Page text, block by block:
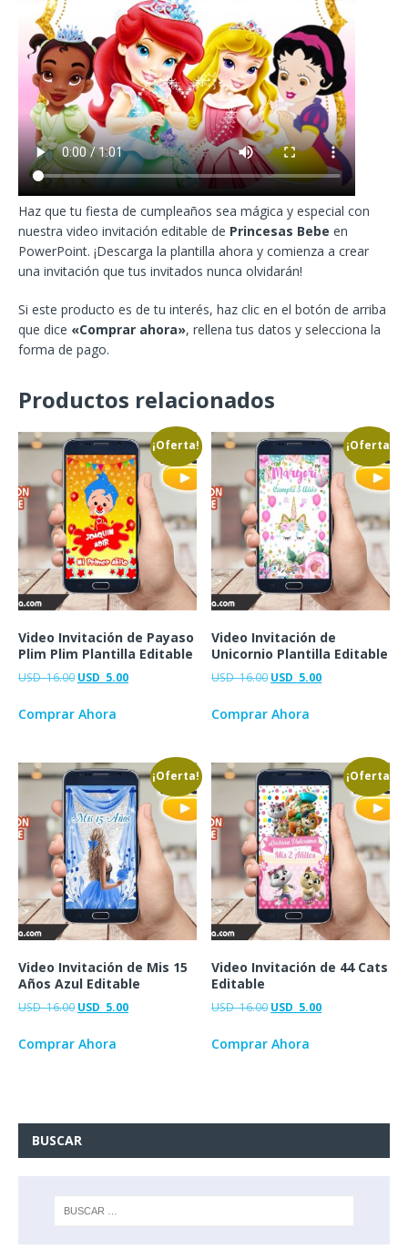
Haz que tu fiesta de cumpleaños sea mágica y especial con
nuestra video invitación editable de Princesas Bebe en
PowerPoint. ¡Descarga la plantilla ahora y comienza a crear
una invitación que tus invitados nunca olvidarán!
Si este producto es de tu interés, haz clic en el botón de arriba
que dice «Comprar ahora», rellena tus datos y selecciona la
forma de pago.
Productos relacionados
¡Oferta!
Video Invitación de Payaso
Plim Plim Plantilla Editable
USD16.00 USD 5.00
Comprar Ahora
¡Oferta!
Video Invitación de
Unicornio Plantilla Editable
USD16.00 USD 5.00
Comprar Ahora
¡Oferta!
Video Invitación de Mis 15
Años Azul Editable
USD16.00 USD 5.00
Comprar Ahora
¡Oferta!
Video Invitación de 44 Cats
Editable
USD16.00 USD 5.00
Comprar Ahora
BUSCAR